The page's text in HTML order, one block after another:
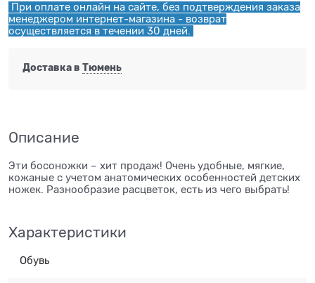
При оплате онлайн на сайте, без подтверждения заказа
менеджером интернет-магазина - возврат
осуществляется в течении 30 дней.
Доставка в Тюмень
Описание
Эти босоножки – хит продаж! Очень удобные, мягкие,
кожаные с учетом анатомических особенностей детских
ножек. Разнообразие расцветок, есть из чего выбрать!
Характеристики
Обувь